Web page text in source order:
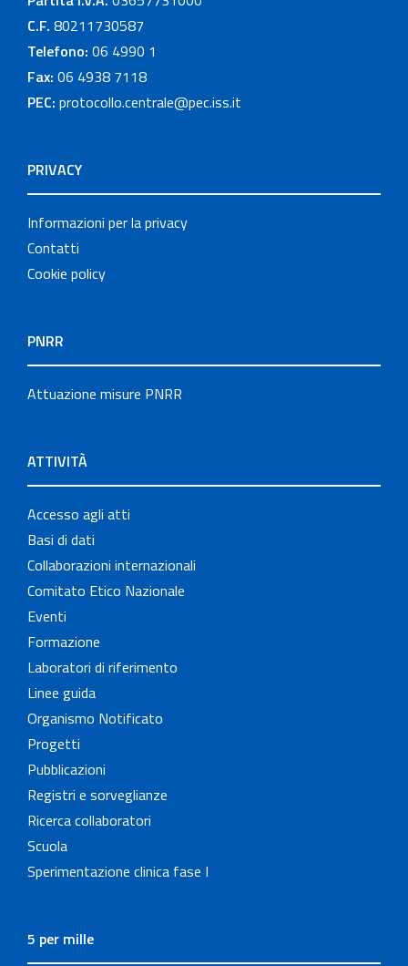
C.F. 80211730587
Telefono: 06 4990 1
Fax: 06 4938 7118
PEC: protocollo.centrale@pec.iss.it
PRIVACY
Informazioni per la privacy
Contatti
Cookie policy
PNRR
Attuazione misure PNRR
ATTIVITÀ
Accesso agli atti
Basi di dati
Collaborazioni internazionali
Comitato Etico Nazionale
Eventi
Formazione
Laboratori di riferimento
Linee guida
Organismo Notificato
Progetti
Pubblicazioni
Registri e sorveglianze
Ricerca collaboratori
Scuola
Sperimentazione clinica fase I
5 per mille